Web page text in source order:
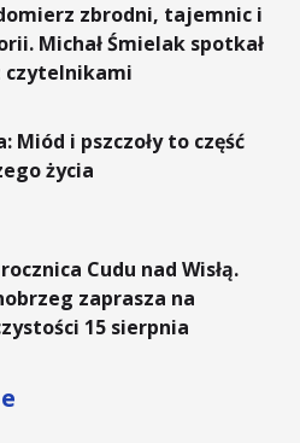
zbrodni, tajemnic i
Michał Śmielak spotkał
czytelnikami
Miód i pszczoły to część
życia
Cudu nad Wisłą.
zaprasza na
15 sierpnia